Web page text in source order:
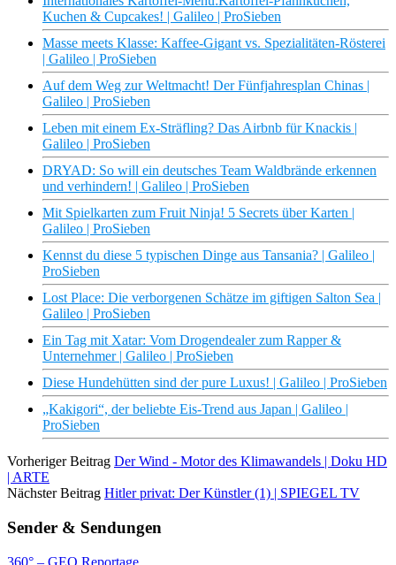
Kuchen & Cupcakes! | Galileo | ProSieben
Masse meets Klasse: Kaffee-Gigant vs. Spezialitäten-Rösterei
| Galileo | ProSieben
Auf dem Weg zur Weltmacht! Der Fünfjahresplan Chinas |
Galileo | ProSieben
Leben mit einem Ex-Sträfling? Das Airbnb für Knackis |
Galileo | ProSieben
DRYAD: So will ein deutsches Team Waldbrände erkennen
und verhindern! | Galileo | ProSieben
Mit Spielkarten zum Fruit Ninja! 5 Secrets über Karten |
Galileo | ProSieben
Kennst du diese 5 typischen Dinge aus Tansania? | Galileo |
ProSieben
Lost Place: Die verborgenen Schätze im giftigen Salton Sea |
Galileo | ProSieben
Ein Tag mit Xatar: Vom Drogendealer zum Rapper &
Unternehmer | Galileo | ProSieben
Diese Hundehütten sind der pure Luxus! | Galileo | ProSieben
„Kakigori“, der beliebte Eis-Trend aus Japan | Galileo |
ProSieben
Vorheriger Beitrag Der Wind - Motor des Klimawandels | Doku HD
| ARTE
Nächster Beitrag Hitler privat: Der Künstler (1) | SPIEGEL TV
Sender & Sendungen
360° – GEO Reportage